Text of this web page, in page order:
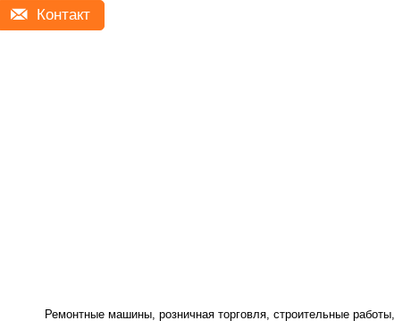
Контакт
Ремонтные машины, розничная торговля, строительные работы,